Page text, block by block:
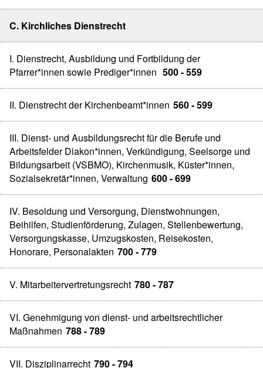
C. Kirchliches Dienstrecht
I. Dienstrecht, Ausbildung und Fortbildung der
Pfarrer*innen sowie Prediger*innen 500 - 559
II. Dienstrecht der Kirchenbeamt*innen 560 - 599
III. Dienst- und Ausbildungsrecht für die Berufe und
Arbeitsfelder Diakon*innen, Verkündigung, Seelsorge und
Bildungsarbeit (VSBMO), Kirchenmusik, Küster*innen,
Sozialsekretär*innen, Verwaltung 600 - 699
IV. Besoldung und Versorgung, Dienstwohnungen,
Beihilfen, Studienförderung, Zulagen, Stellenbewertung,
Versorgungskasse, Umzugskosten, Reisekosten,
Honorare, Personalakten 700 - 779
V. Mitarbeitervertretungsrecht 780 - 787
VI. Genehmigung von dienst- und arbeitsrechtlicher
Maßnahmen 788 - 789
VII. Disziplinarrecht 790 - 794